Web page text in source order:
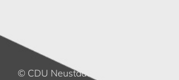
© CDU Neustadt an